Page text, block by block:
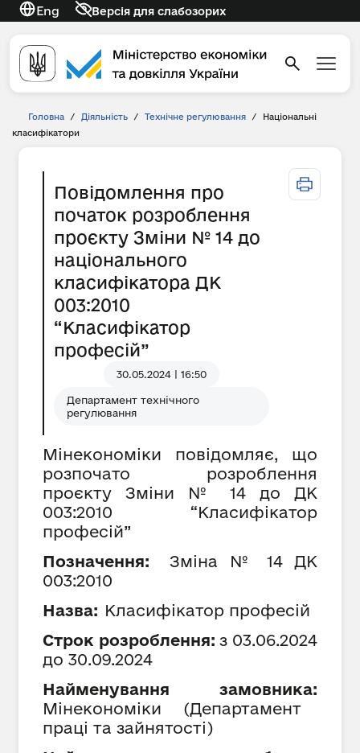
Eng Версія для слабозорих
Головна / Діяльність / Технічне регулювання /
Національні
класифікатори
Повідомлення про
початок розроблення
проєкту Зміни № 14 до
національного
класифікатора ДК
003:2010
“Класифікатор
професій”
30.05.2024 | 16:50
Департамент технічного
регулювання
Мінекономіки повідомляє, що
розпочато розроблення
проєкту Зміни № 14 до ДК
003:2010 “Класифікатор
професій”
Позначення:
Зміна № 14ДК
003:2010
Назва: Класифікатор професій
Строк розроблення: з 03.06.2024
до 30.09.2024
Найменування замовника:
Мінекономіки (Департамент
праці та зайнятості)